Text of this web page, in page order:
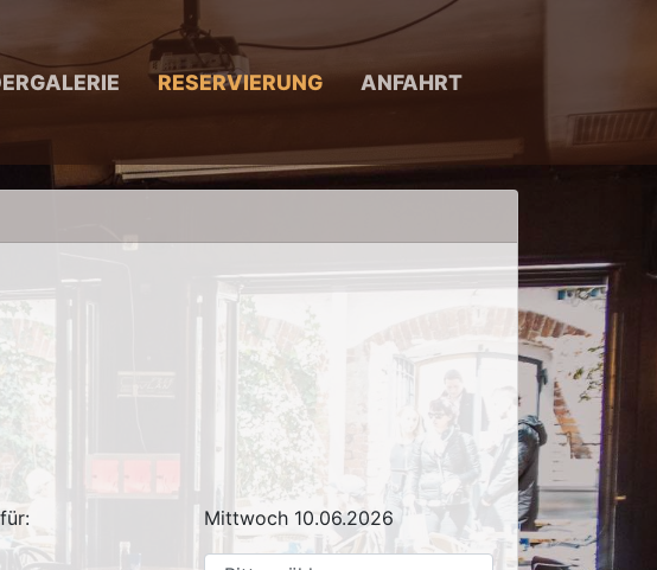
RESERVIERUNG ANFAHRT
Mittwoch 10.06.2026